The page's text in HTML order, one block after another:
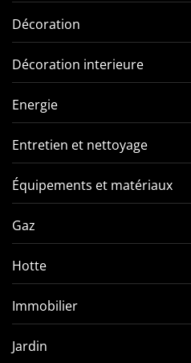
Décoration
Décoration interieure
Energie
Entretien et nettoyage
Équipements et matériaux
Gaz
Hotte
Immobilier
Jardin